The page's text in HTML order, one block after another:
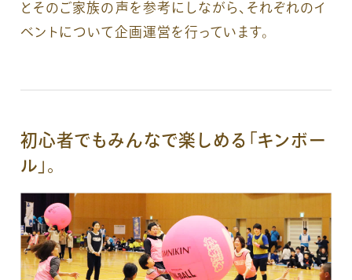
とそのご家族の声を参考にしながら、それぞれのイ
ベントについて企画運営を行っています。
初心者でもみんなで楽しめる「キンボー
ル」。